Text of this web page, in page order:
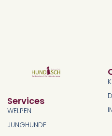
Services
WELPEN
JUNGHUNDE